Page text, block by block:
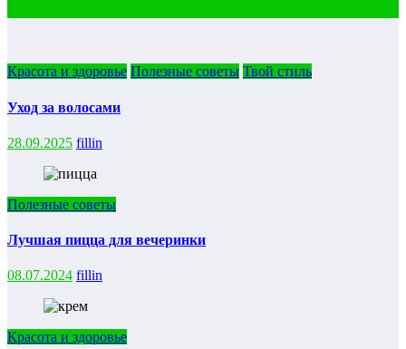
Красота и здоровье Полезные советы Твой стиль
Уход за волосами
28.09.2025 fillin
Полезные советы
Лучшая пицца для вечеринки
08.07.2024 fillin
Красота и здоровье